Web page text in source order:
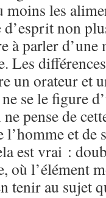
les
d’esprit non
à parler d’une
Les
un orateur et
se le figure
pense de
et de
est vrai :
où l’élément
tenir au sujet